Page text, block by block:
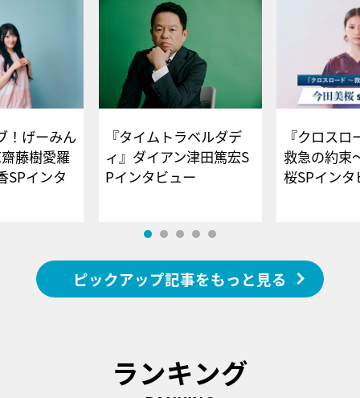
！げーみん
藤樹愛羅
SPインタ
『タイムトラベルダデ
ィ』ダイアン津田篤宏S
Pインタビュー
『クロス
救急の約束
桜SPイ
ピックアップ記事をもっと見る
ランキング